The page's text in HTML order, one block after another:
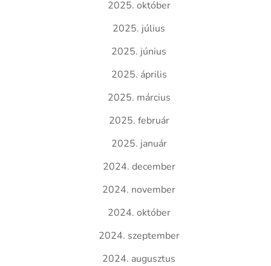
2025. október
2025. július
2025. június
2025. április
2025. március
2025. február
2025. január
2024. december
2024. november
2024. október
2024. szeptember
2024. augusztus